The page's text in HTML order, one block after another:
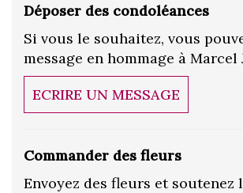
Déposer des condoléances
Si vous le souhaitez, vous
message en hommage à Marcel
ECRIRE UN MESSAGE
Commander des fleurs
Envoyez des fleurs et soutenez